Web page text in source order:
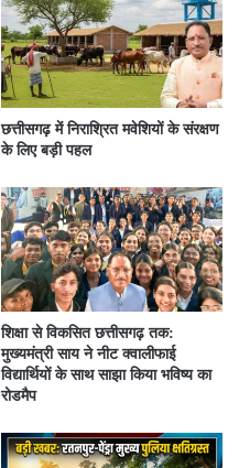
छत्तीसगढ़ में निराश्रित मवेशियों के संरक्षण
के लिए बड़ी पहल
शिक्षा से विकसित छत्तीसगढ़ तक:
मुख्यमंत्री साय ने नीट क्वालीफाई
विद्यार्थियों के साथ साझा किया भविष्य का
रोडमैप